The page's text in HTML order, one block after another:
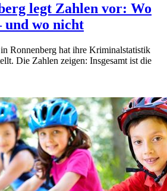
legt Zahlen vor: Wo
und wo nicht
Ronnenberg hat ihre Kriminalstatistik
Die Zahlen zeigen: Insgesamt ist die